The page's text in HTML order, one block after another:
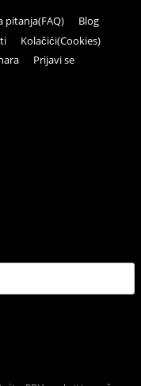
pitanja(FAQ)
Blog
Kolačići(Cookies)
Prijavi se